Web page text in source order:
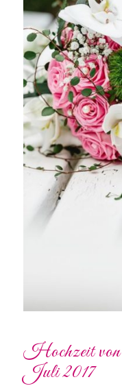
Hochzeit von
Juli 2017